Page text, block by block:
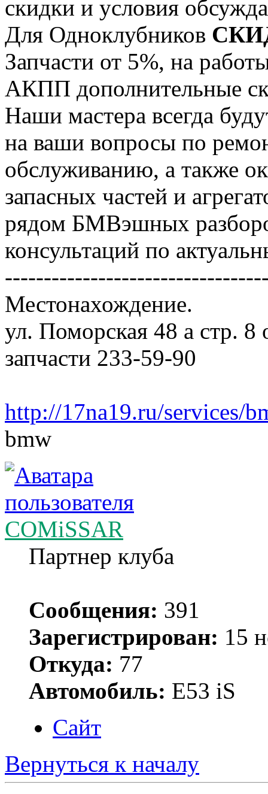
скидки и условия
Для Одноклубников
Запчасти от 5%, на
АКПП дополнительные
Наши мастера всегда
на ваши вопросы по
обслуживанию, а также
запасных частей и
рядом БМВэшных
консультаций по
Местонахождение.
ул. Поморская 48 а стр.
запчасти 233-59-90
http://17na19.ru/services/
bmw
COMiSSAR
Партнер клуба
Сообщения: 391
Зарегистрирован: 15
Откуда: 77
Автомобиль: Е53 iS
Сайт
Вернуться к началу